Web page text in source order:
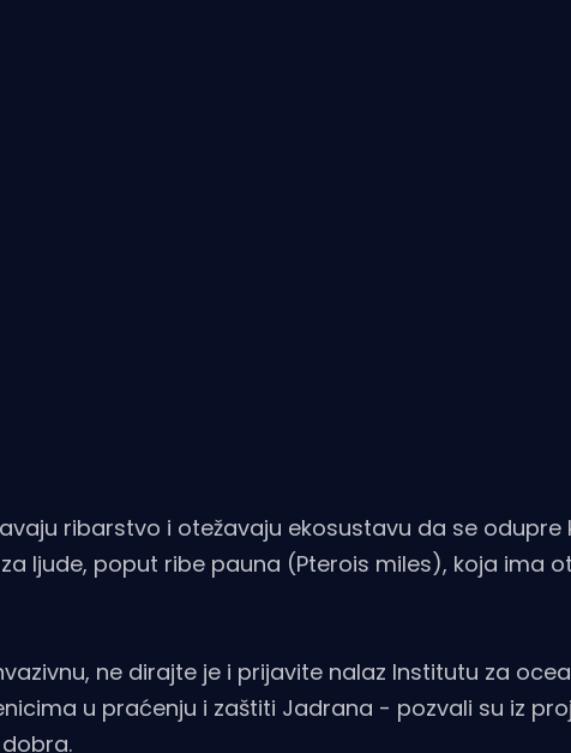
ribarstvo i otežavaju ekosustavu da se odupre
ljude, poput ribe pauna (Pterois miles), koja ima
ne dirajte je i prijavite nalaz Institutu za
u praćenju i zaštiti Jadrana - pozvali su iz